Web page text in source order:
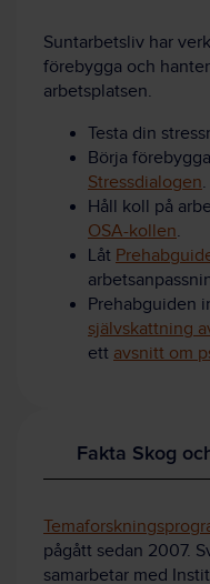
Suntarbetsliv har
förebygga och
arbetsplatsen.
Testa din
Börja
Stressdialogen.
Håll koll på
OSA-kollen.
Låt
Prehabguiden
självskattning
ett avsnitt om
Fakta Skog
pågått sedan 2007.
samarbetar med